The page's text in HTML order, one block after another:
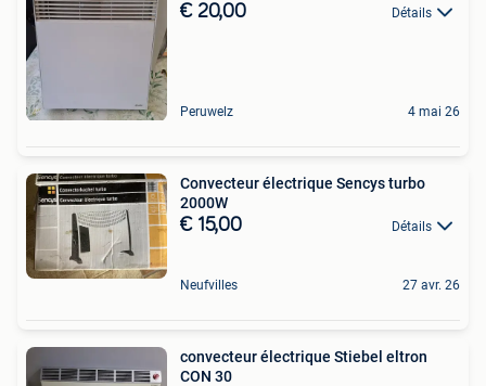
€ 20,00 Détails
Peruwelz 4 mai 26
Convecteur électrique Sencys turbo
2000W
€ 15,00 Détails
Neufvilles 27 avr. 26
convecteur électrique Stiebel eltron
CON 30